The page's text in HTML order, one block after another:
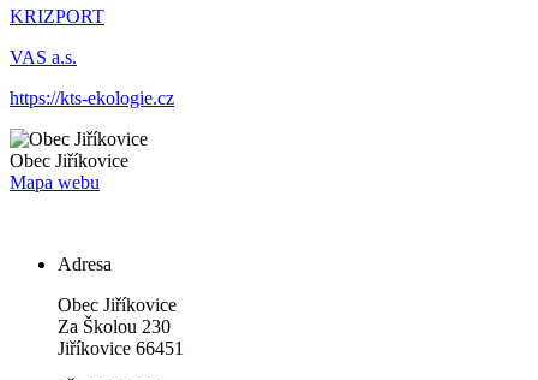
KRIZPORT
VAS a.s.
https://kts-ekologie.cz
Obec Jiříkovice
Mapa webu
Adresa
Obec Jiříkovice
Za Školou 230
Jiříkovice 66451